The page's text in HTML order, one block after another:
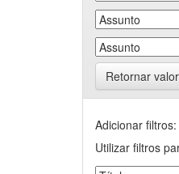
Retornar
Adicionar filtros:
Utilizar filtros